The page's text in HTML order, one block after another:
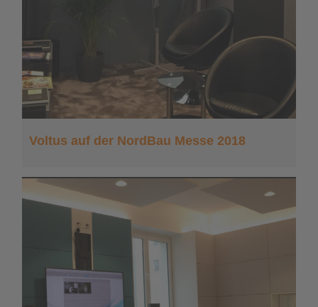
Voltus auf der NordBau Messe 2018